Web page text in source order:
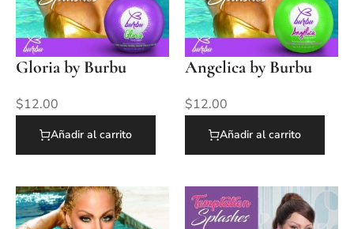
Gloria by Burbu
$12.00
Añadir al carrito
Angelica by Burbu
$12.00
Añadir al carrito